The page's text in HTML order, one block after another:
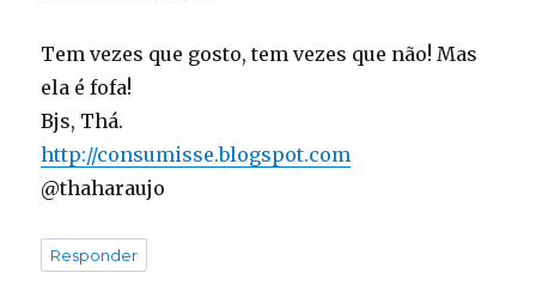
Tem vezes que gosto, tem vezes que não! Mas
ela é fofa!
Bjs, Thá.
http://consumisse.blogspot.com
@thaharaujo
Responder